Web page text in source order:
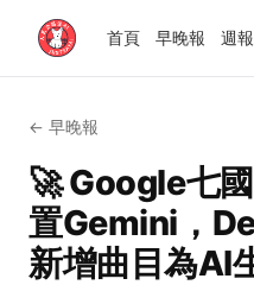
首頁 早晚報 週報
← 早晚報
🚀 Google七
置Gemini，
新增曲目為AI